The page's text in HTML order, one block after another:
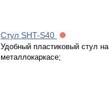
Стул SHT-S40
Удобный пластиковый стул на
металлокаркасе;